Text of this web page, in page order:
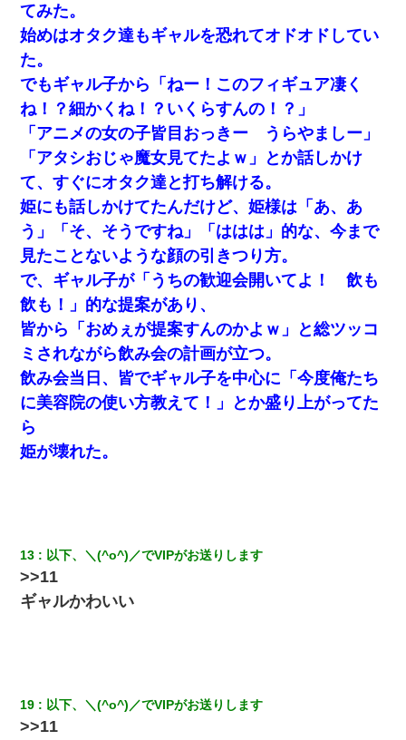
放置子が病院送りになったらしい → 俺（二度と帰ってくるなよ…
嫁を半身不随にしやがった恨みは、正直こんなもんじゃ晴れな
い）
私『貯金貯まったし、やっと家建てられるね！』夫「実家を二世
帯住宅にした。それに貯金使った」→私『離婚しよう』夫「え
っ」私『使った貯金はあげるから』→すると…
17年飼っていた犬が亡くなった。鼻水垂らし嗚咽する私に、猫が
近づいて頭突きをしてきて…
【衝撃】ヤンキー女に「サせて」って言った結果
わい(42)渋谷の夜のサービスで19の女の子にゴックンさせた結果
ｗｗｗｗｗｗｗｗ
デパートの外商『私さんだと名乗る女が、ツケで宝石を買おうと
していて…』私「！？」→ 翌日。ママ友たちの様子が微妙におか
しくなり・・・
彼氏の家に泊まる事になり、ゲームで盛り上がってさぁ寝よう！
と電気を消すとミシッって音が…彼「ちょっと待ってて」→勢い
よくドアを開けるとなんと…
【驚愕】5000円でＪＫと行為してきたが後悔しかない…
宅飲みで女友達の乳を見てしまった・・・
彼氏家「うちは墨入れるのが伝統だから。お前も彫れ」 → 結果…
てみた。
始めはオタク達もギャルを恐れてオドオドしてい
た。
でもギャル子から「ねー！このフィギュア凄く
ね！？細かくね！？いくらすんの！？」
「アニメの女の子皆目おっきー うらやましー」
「アタシおじゃ魔女見てたよｗ」とか話しかけ
て、すぐにオタク達と打ち解ける。
姫にも話しかけてたんだけど、姫様は「あ、あ
う」「そ、そうですね」「ははは」的な、今まで
見たことないような顔の引きつり方。
で、ギャル子が「うちの歓迎会開いてよ！ 飲も
飲も！」的な提案があり、
皆から「おめぇが提案すんのかよｗ」と総ツッコ
ミされながら飲み会の計画が立つ。
飲み会当日、皆でギャル子を中心に「今度俺たち
に美容院の使い方教えて！」とか盛り上がってた
ら
姫が壊れた。
13 以下、＼(^o^)／でVIPがお送りします
>>11
ギャルかわいい
19 以下、＼(^o^)／でVIPがお送りします
>>11